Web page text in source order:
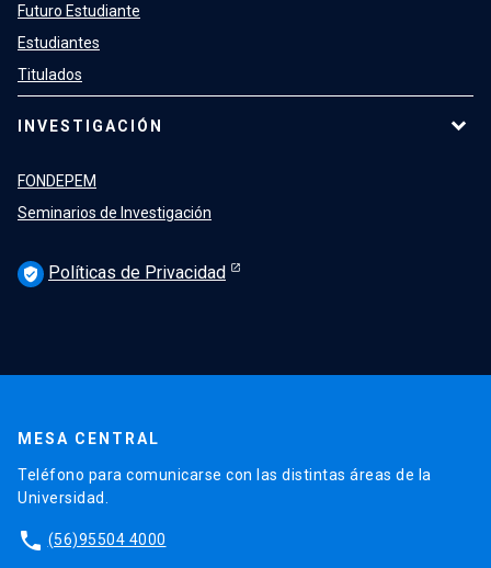
Futuro Estudiante
Estudiantes
Titulados
INVESTIGACIÓN
FONDEPEM
Seminarios de Investigación
verified_user Políticas de Privacidad
MESA CENTRAL
Teléfono para comunicarse con las distintas áreas de la
Universidad.
phone (56)95504 4000